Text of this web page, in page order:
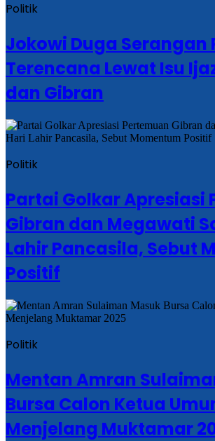
Politik
Jokowi Duga Serangan
Terencana Lewat Isu
dan Gibran
Politik
Partai Golkar Apresiasi
Gibran dan Megawati
Lahir Pancasila, Sebut
Positif
Politik
Mentan Amran
Bursa Calon Ketua
Menjelang Muktamar